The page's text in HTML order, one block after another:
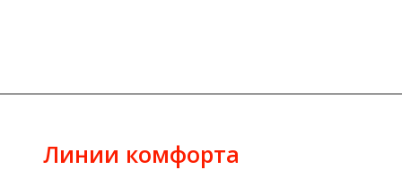
Линии комфорта